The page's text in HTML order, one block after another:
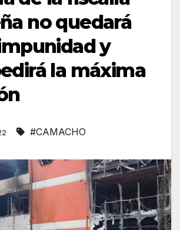
no quedará
y
la máxima
#CAMACHO